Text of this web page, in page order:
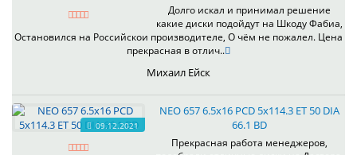
Долго искал и принимал решение
какие диски подойдут на Шкоду Фабиа,
Остановился на Российскои производителе, О чём не пожалел. Цена
прекрасная в отлич..
Михаил Ейск
09.12.2021
NEO 657 6.5x16 PCD 5x114.3 ET 50 DIA
66.1 BD
Прекрасная работа менеджеров,